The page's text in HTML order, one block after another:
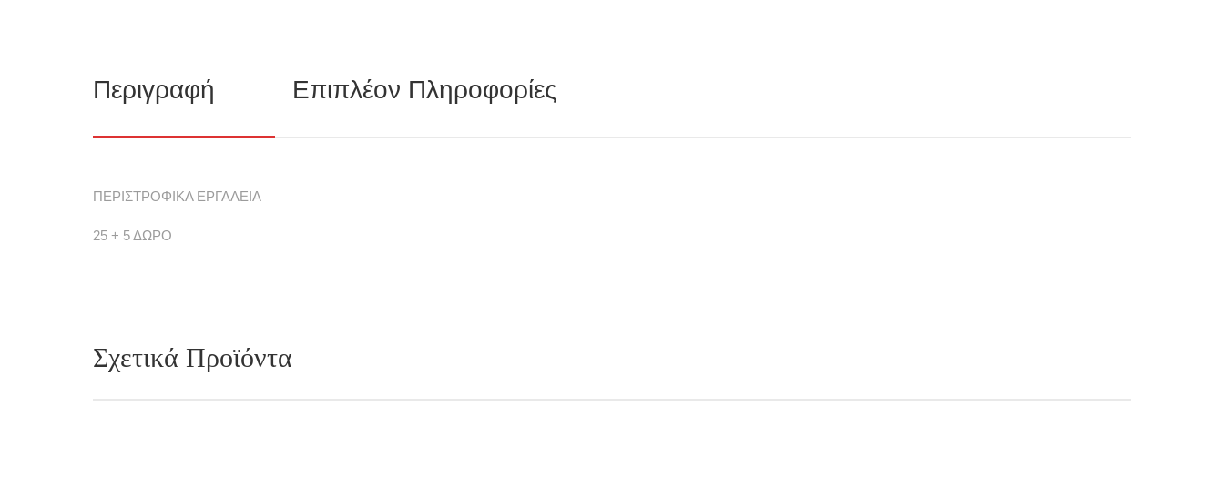
Περιγραφή Επιπλέον Πληροφορίες
ΠΕΡΙΣΤΡΟΦΙΚΑ ΕΡΓΑΛΕΙΑ
25 + 5 ΔΩΡΟ
Σχετικά Προϊόντα